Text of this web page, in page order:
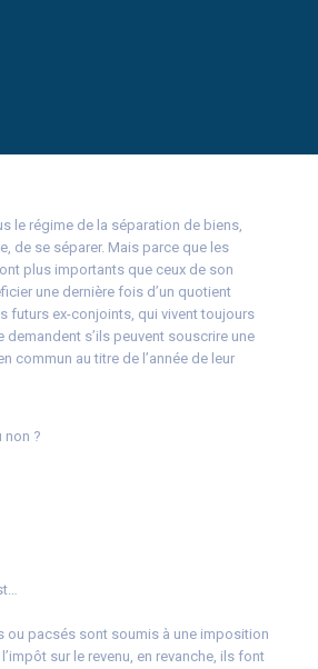
le régime de la séparation de biens,
de se séparer. Mais parce que les
plus importants que ceux de son
une dernière fois d’un quotient
futurs ex-conjoints, qui vivent toujours
demandent s’ils peuvent souscrire une
commun au titre de l’année de leur
non ?
ou pacsés sont soumis à une imposition
sur le revenu, en revanche, ils font